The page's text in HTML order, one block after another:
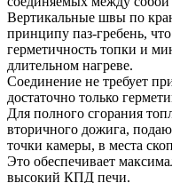
Вертикальные швы по
принципу паз-гребень,
герметичность топки и
длительном нагреве.
Соединение не требует
достаточно только
Для полного сгорания
вторичного дожига,
точки камеры, в места
Это обеспечивает
высокий КПД печи.